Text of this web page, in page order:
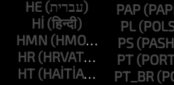
HE
HI
HMN
HR
HT
PAP
PL
PS
PT
PT_BR